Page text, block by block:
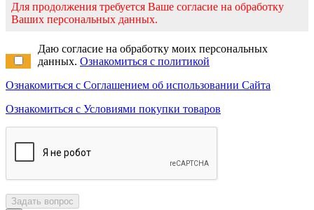
Для продолжения требуется Ваше согласие на обработку
Ваших персональных данных.
Даю согласие на обработку моих персональных
данных. Ознакомиться с политикой
Ознакомиться с Соглашением об использовании Сайта
Ознакомиться с Условиями покупки товаров
Задать вопрос